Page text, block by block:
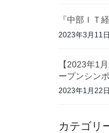
『中部ＩＴ
2023年3月11日
【2023年1
ープンシン
2023年1月22日
カテゴリ